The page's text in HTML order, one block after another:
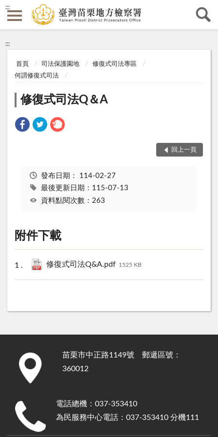
:::
:::
首頁 司法保護園地
修復式司法專區
何謂修復式司法
修復式司法Q＆A
回上一頁
發布日期： 114-02-27
最後更新日期：115-07-13
資料點閱次數：263
附件下載
修復式司法Q&A.pdf 1525 KB
苗栗市中正路1149號 郵遞區號：
360012
電話總機：037-353410
為民服務中心電話：037-353410 分機111